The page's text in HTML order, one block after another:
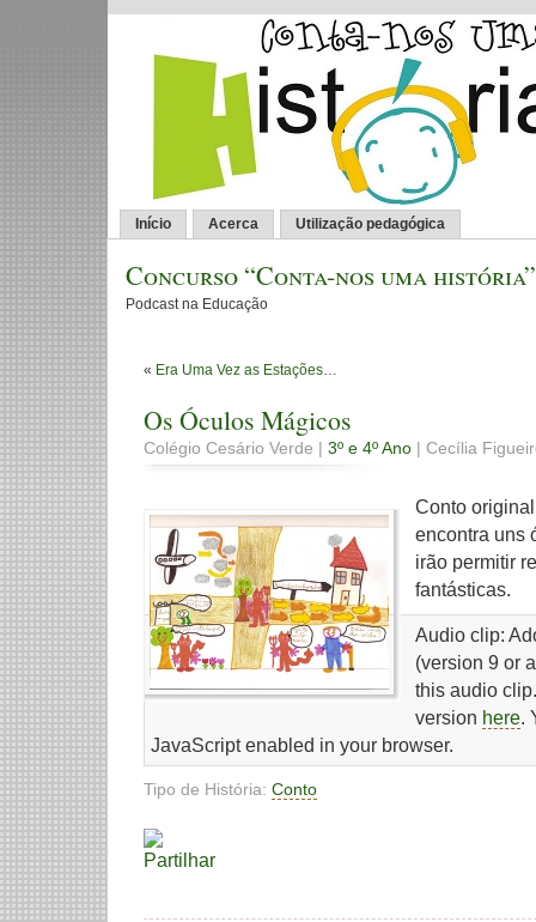
Início Acerca Utilização pedagógica
Concurso “Conta-nos uma história”
Podcast na Educação
« Era Uma Vez as Estações…
Os Óculos Mágicos
Colégio Cesário Verde | 3º e 4º Ano | Cecília
Conto
encontra uns
irão permitir
fantásticas.
Audio clip:
(version 9 or
this audio
version here.
JavaScript enabled in your browser.
Tipo de História: Conto